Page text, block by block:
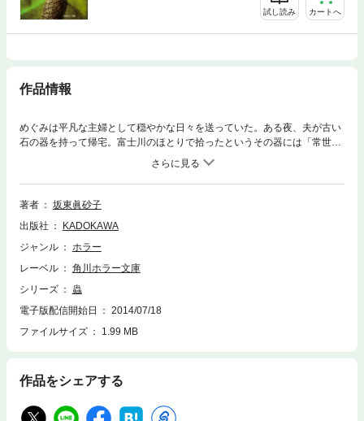
試し読み カートへ
作品情報
めぐみは平凡な主婦として穏やかな日々を送っていた。ある夜、夫が古い
石の器を持って帰宅。富士川のほとりで拾ったというその器には「常世
蟲」と彫られていた。この時から彼女は奇怪な夢や超常現象に悩まされ始
める。そしてある日、夫の体から巨大な緑色の虫が這い出るのを目撃して
しまった！ 深まる謎は、古代の俗信仰「常世神」へと遡ってゆく……。
日本人の心の底に眠る恐怖を鮮烈なイメージで呼び起こす秀作。高橋克彦
著者
坂東眞砂子
出版社
KADOKAWA
ジャンル
ホラー
レーベル
角川ホラー文庫
シリーズ
蟲
電子版配信開始日
2014/07/18
ファイルサイズ
1.99 MB
作品をシェアする